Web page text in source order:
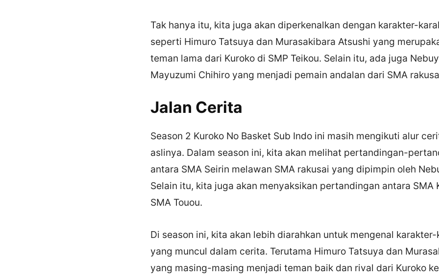
Tak hanya itu, kita juga akan diperkenalkan dengan karakter-
seperti Himuro Tatsuya dan Murasakibara Atsushi yang
teman lama dari Kuroko di SMP Teikou. Selain itu, ada juga
Mayuzumi Chihiro yang menjadi pemain andalan dari SMA
Jalan Cerita
Season 2 Kuroko No Basket Sub Indo ini masih mengikuti alur
aslinya. Dalam season ini, kita akan melihat pertandingan-
antara SMA Seirin melawan SMA rakusai yang dipimpin oleh
Selain itu, kita juga akan menyaksikan pertandingan antara SMA
SMA Touou.
Di season ini, kita akan lebih diarahkan untuk mengenal
yang muncul dalam cerita. Terutama Himuro Tatsuya dan
yang masing-masing menjadi teman baik dan rival dari Kuroko